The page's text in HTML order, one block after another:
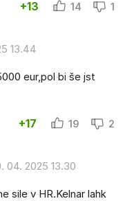
+13 14 1
13.44
eur,pol bi še jst
+17 19 2
04. 2025 13.30
sile v HR.Kelnar lahk